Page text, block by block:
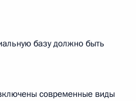
базу должно быть
современные виды